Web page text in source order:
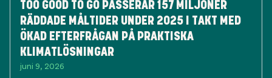
TOO GOOD TO GO PASSERAR 157 MILJONER
RÄDDADE MÅLTIDER UNDER 2025 I TAKT MED
ÖKAD EFTERFRÅGAN PÅ PRAKTISKA
KLIMATLÖSNINGAR
juni 9, 2026